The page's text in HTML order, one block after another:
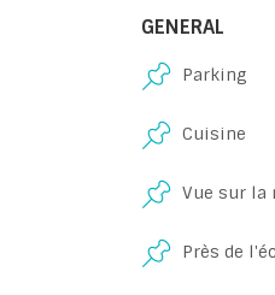
GENERAL
Parking
Cuisine
Vue sur la
Près de